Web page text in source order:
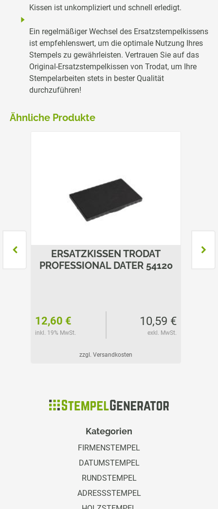
Kissen ist unkompliziert und schnell erledigt.
Ein regelmäßiger Wechsel des Ersatzstempelkissens
ist empfehlenswert, um die optimale Nutzung Ihres
Stempels zu gewährleisten. Vertrauen Sie auf das
Original-Ersatzstempelkissen von Trodat, um Ihre
Stempelarbeiten stets in bester Qualität
durchzuführen!
Ähnliche Produkte
ERSATZKISSEN TRODAT
PROFESSIONAL DATER 54120
12,60 €
inkl. 19% MwSt.
10,59 €
exkl. MwSt.
zzgl. Versandkosten
Kategorien
FIRMENSTEMPEL
DATUMSTEMPEL
RUNDSTEMPEL
ADRESSSTEMPEL